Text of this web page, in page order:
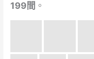
199間 。